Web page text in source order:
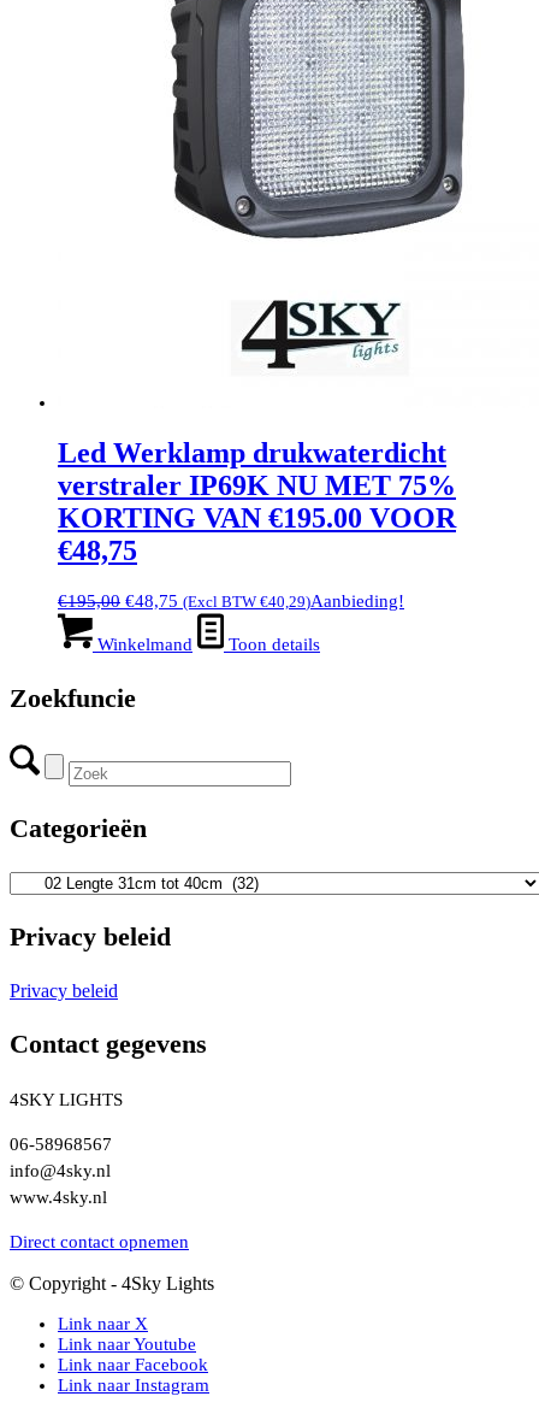
Led Werklamp drukwaterdicht
verstraler IP69K NU MET 75%
KORTING VAN €195.00 VOOR
€48,75
€195,00 Oorspronkelijke
was:
€48,75 Huidige
prijs
is:
(Excl BTW €40,29)Aanbieding!
Winkelmand Toon details
Zoekfuncie
Categorieën
Privacy beleid
Privacy beleid
Contact gegevens
4SKY LIGHTS
06-58968567
info@4sky.nl
www.4sky.nl
Direct contact opnemen
© Copyright - 4Sky Lights
Link naar X
Link naar Youtube
Link naar Facebook
Link naar Instagram